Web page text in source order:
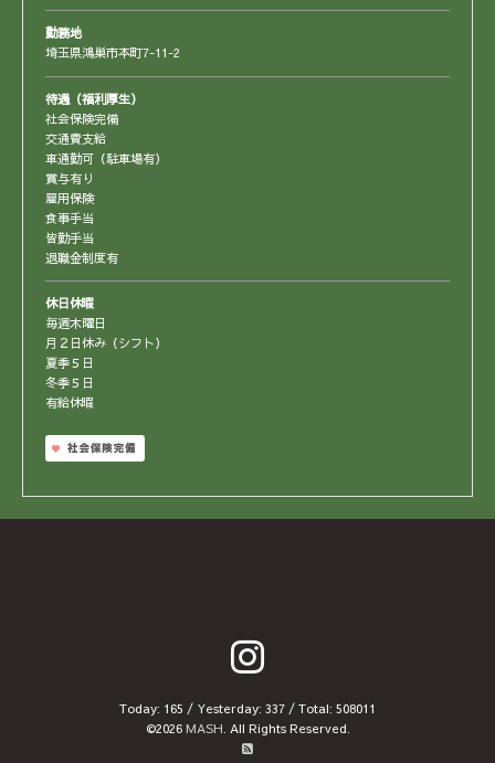
勤務地
埼玉県鴻巣市本町7-11-2
待遇（福利厚生）
社会保険完備
交通費支給
車通勤可（駐車場有）
賞与有り
雇用保険
食事手当
皆勤手当
退職金制度有
休日休暇
毎週木曜日
月２日休み（シフト）
夏季５日
冬季５日
有給休暇
Today: 165 / Yesterday: 337 / Total: 508011
©2026 MASH . All Rights Reserved.